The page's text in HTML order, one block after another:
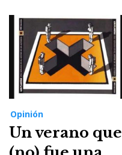
Opinión
Un verano que